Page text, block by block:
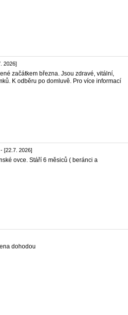
2026]
začátkem března. Jsou zdravé, vitální,
K odběru po domluvě. Pro více informací
- [22.7. 2026]
ovce. Stáří 6 měsiců ( beránci a
dohodou